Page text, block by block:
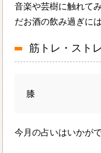
音楽や芸樹に触れて
だお酒の飲み過ぎに
筋トレ・スト
膝
今月の占いはいかが